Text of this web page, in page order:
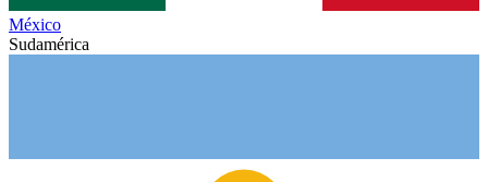
México
Sudamérica